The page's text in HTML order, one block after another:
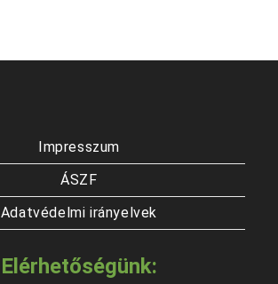
Impresszum
ÁSZF
Adatvédelmi irányelvek
Elérhetőségünk: